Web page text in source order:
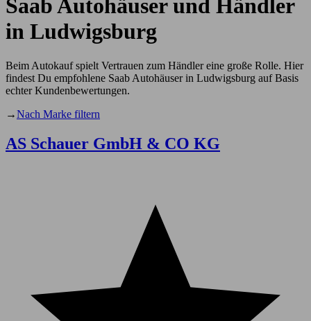
Saab Autohäuser und Händler
in Ludwigsburg
Beim Autokauf spielt Vertrauen zum Händler eine große Rolle. Hier
findest Du empfohlene Saab Autohäuser in Ludwigsburg auf Basis
echter Kundenbewertungen.
→Nach Marke filtern
AS Schauer GmbH & CO KG